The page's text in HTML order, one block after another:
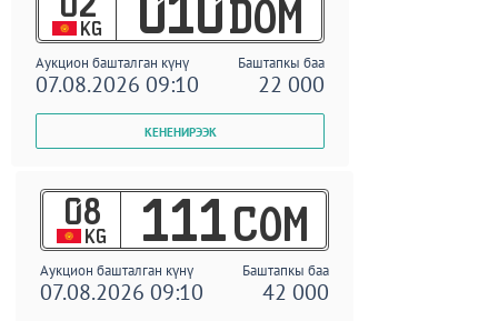
KG 010 DOM
Аукцион башталган күнү Баштапкы баа
07.08.2026 09:10 22 000
08
KG 111 COM
Аукцион башталган күнү Баштапкы баа
07.08.2026 09:10 42 000